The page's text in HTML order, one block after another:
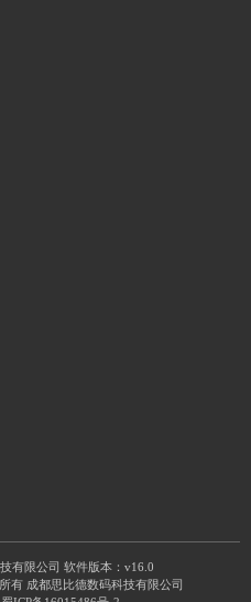
有限公司
软件版本：v16.0
有 成都思比德数码科技有限公司